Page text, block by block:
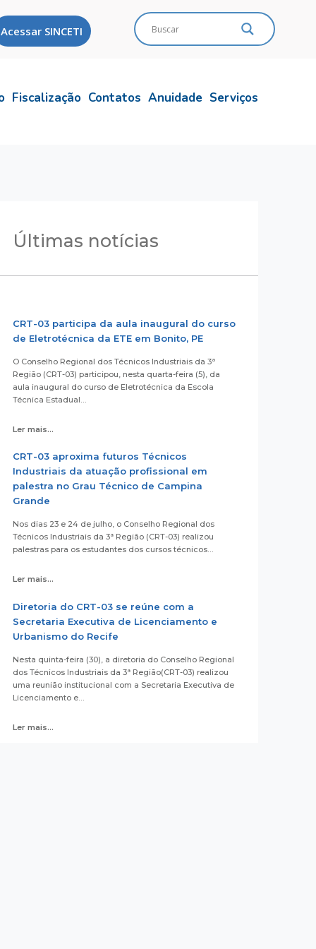
Acessar SINCETI
Fiscalização Contatos Anuidade Serviços
Últimas notícias
CRT-03 participa da aula inaugural do curso
de Eletrotécnica da ETE em Bonito, PE
O Conselho Regional dos Técnicos Industriais da 3ª
Região (CRT-03) participou, nesta quarta-feira (5), da
aula inaugural do curso de Eletrotécnica da Escola
Técnica Estadual…
Ler mais...
CRT-03 aproxima futuros Técnicos
Industriais da atuação profissional em
palestra no Grau Técnico de Campina
Grande
Nos dias 23 e 24 de julho, o Conselho Regional dos
Técnicos Industriais da 3ª Região (CRT-03) realizou
palestras para os estudantes dos cursos técnicos…
Ler mais...
Diretoria do CRT-03 se reúne com a
Secretaria Executiva de Licenciamento e
Urbanismo do Recife
Nesta quinta-feira (30), a diretoria do Conselho Regional
dos Técnicos Industriais da 3ª Região(CRT-03) realizou
uma reunião institucional com a Secretaria Executiva de
Licenciamento e…
Ler mais...